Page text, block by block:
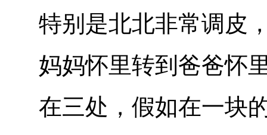
特别是北北非常调皮
妈妈怀里转到爸爸怀
在三处，假如在一块